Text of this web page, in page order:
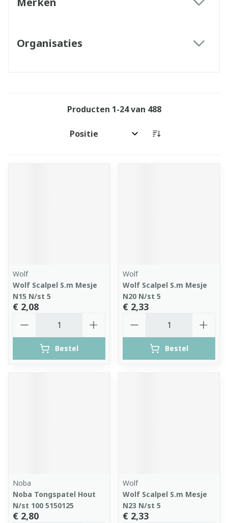
Organisaties
Producten 1-24van 488
Sorteer op:
Wolf
Wolf Scalpel S.m Mesje
N15 N/st 5
€ 2,08
Bestel
Wolf
Wolf Scalpel S.m Mesje
N20 N/st 5
€ 2,33
Bestel
Noba
Noba Tongspatel Hout
N/st 100 5150125
€ 2,80
Wolf
Wolf Scalpel S.m Mesje
N23 N/st 5
€ 2,33